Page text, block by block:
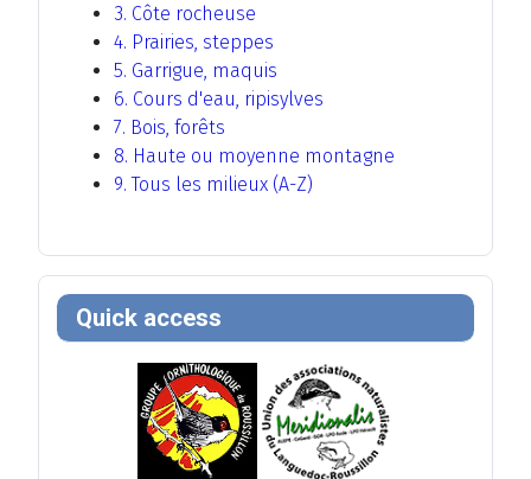
3. Côte rocheuse
4. Prairies, steppes
5. Garrigue, maquis
6. Cours d'eau, ripisylves
7. Bois, forêts
8. Haute ou moyenne montagne
9. Tous les milieux (A-Z)
Quick access